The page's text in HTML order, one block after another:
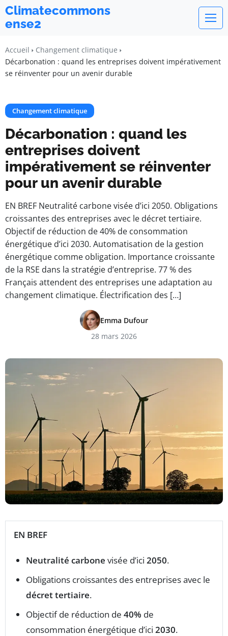
Climatecommons
ense2
Accueil
Changement climatique
Décarbonation : quand les entreprises doivent impérativement
se réinventer pour un avenir durable
Changement climatique
Décarbonation : quand les
entreprises doivent
impérativement se réinventer
pour un avenir durable
EN BREF Neutralité carbone visée d’ici 2050. Obligations
croissantes des entreprises avec le décret tertiaire.
Objectif de réduction de 40% de consommation
énergétique d’ici 2030. Automatisation de la gestion
énergétique comme obligation. Importance croissante
de la RSE dans la stratégie d’entreprise. 77 % des
Français attendent des entreprises une adaptation au
changement climatique. Électrification des […]
Emma Dufour
28 mars 2026
EN BREF
Neutralité carbone visée d’ici 2050.
Obligations croissantes des entreprises avec le
décret tertiaire.
Objectif de réduction de 40% de
consommation énergétique d’ici 2030.